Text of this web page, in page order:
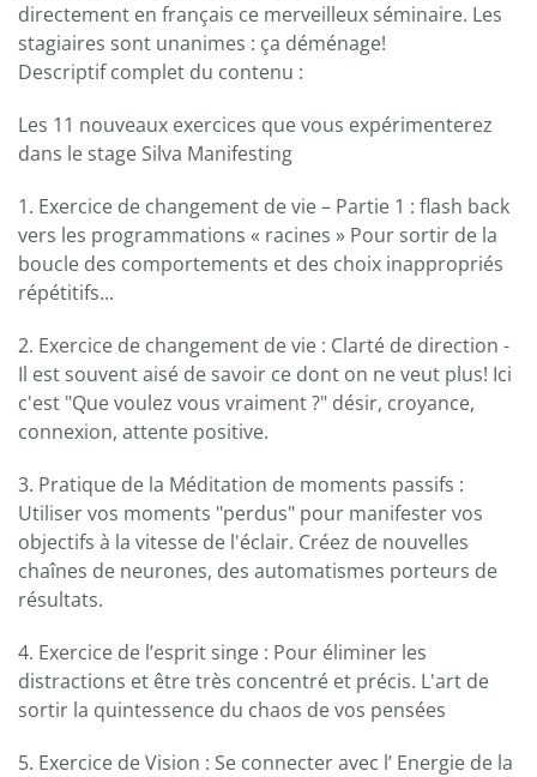
directement en français ce merveilleux séminaire. Les
stagiaires sont unanimes : ça déménage!
Descriptif complet du contenu :
Les 11 nouveaux exercices que vous expérimenterez
dans le stage Silva Manifesting
1. Exercice de changement de vie – Partie 1 : flash back
vers les programmations « racines » Pour sortir de la
boucle des comportements et des choix inappropriés
répétitifs...
2. Exercice de changement de vie : Clarté de direction -
Il est souvent aisé de savoir ce dont on ne veut plus! Ici
c'est "Que voulez vous vraiment ?" désir, croyance,
connexion, attente positive.
3. Pratique de la Méditation de moments passifs :
Utiliser vos moments "perdus" pour manifester vos
objectifs à la vitesse de l'éclair. Créez de nouvelles
chaînes de neurones, des automatismes porteurs de
résultats.
4. Exercice de l’esprit singe : Pour éliminer les
distractions et être très concentré et précis. L'art de
sortir la quintessence du chaos de vos pensées
5. Exercice de Vision : Se connecter avec l’ Energie de la